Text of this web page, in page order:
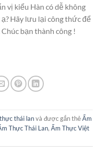
vị kiểu Hàn có dễ không
Hãy lưu lại công thức để
bạn thành công !
thái lanvà được gắn thẻẨm
Thực Thái Lan, Ẩm Thực Việt